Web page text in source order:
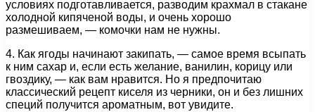
условиях подготавливается, разводим крахмал в стакане
холодной кипяченой воды, и очень хорошо
размешиваем, — комочки нам не нужны.
4. Как ягоды начинают закипать, — самое время всыпать
к ним сахар и, если есть желание, ванилин, корицу или
гвоздику, — как вам нравится. Но я предпочитаю
классический рецепт киселя из черники, он и без лишних
специй получится ароматным, вот увидите.